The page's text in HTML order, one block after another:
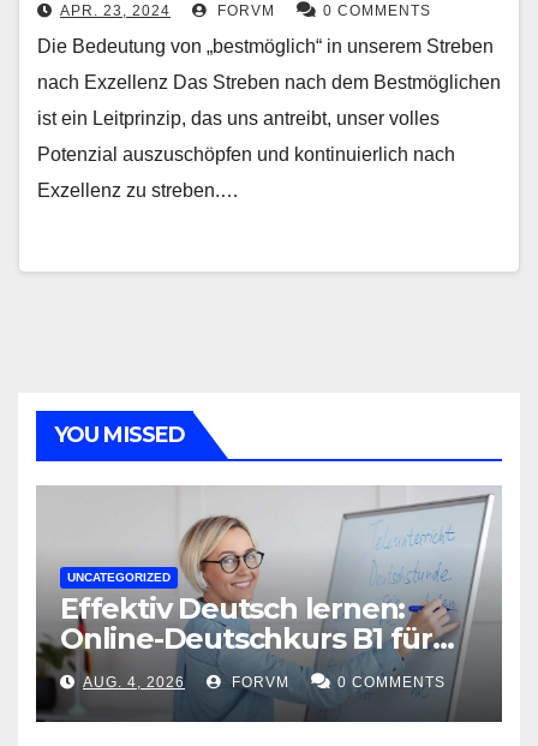
APR. 23, 2024 FORVM 0 COMMENTS
Die Bedeutung von „bestmöglich“ in unserem Streben
nach Exzellenz Das Streben nach dem Bestmöglichen
ist ein Leitprinzip, das uns antreibt, unser volles
Potenzial auszuschöpfen und kontinuierlich nach
Exzellenz zu streben.…
YOU MISSED
UNCATEGORIZED
Effektiv Deutsch lernen:
Online-Deutschkurs B1 für
flexible Lernerfolge
AUG. 4, 2026 FORVM 0 COMMENTS